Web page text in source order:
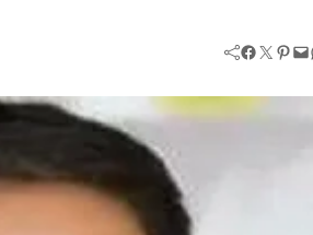
Facebook Twitter Pinterest Mail